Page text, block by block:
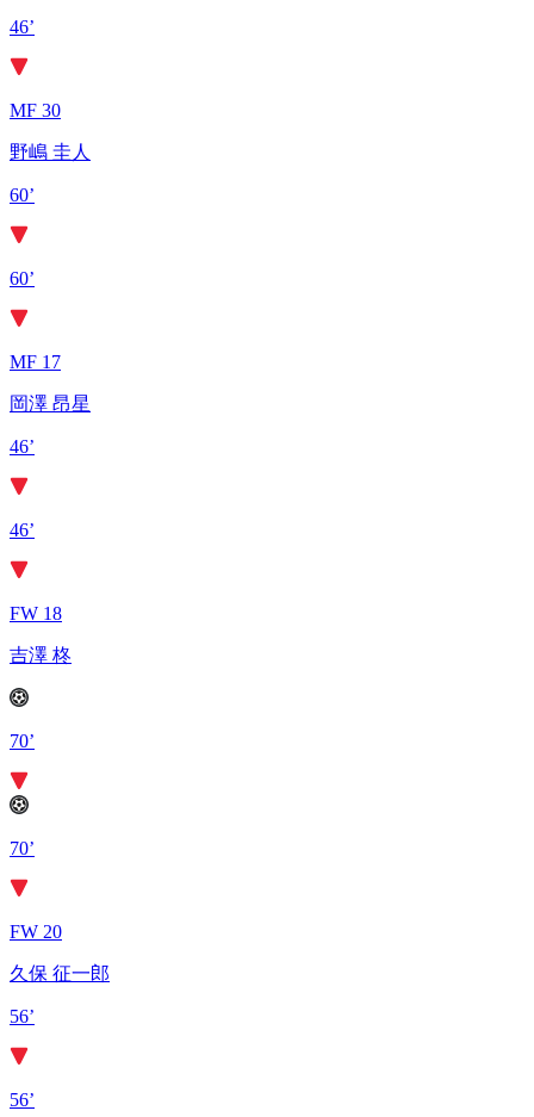
46’
MF 30
野嶋 圭人
60’
60’
MF 17
岡澤 昂星
46’
46’
FW 18
吉澤 柊
70’
70’
FW 20
久保 征一郎
56’
56’